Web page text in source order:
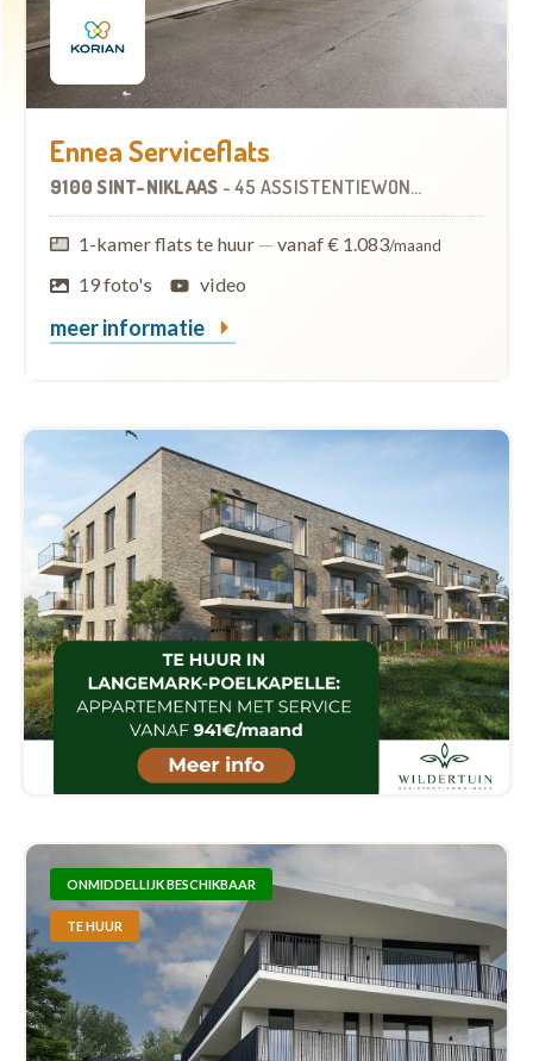
Ennea Serviceflats
9100 SINT-NIKLAAS - 45 ASSISTENTIEWONINGEN
1-kamer flats te huur — vanaf € 1.083/maand
19 foto's video
meer informatie
ONMIDDELLIJK BESCHIKBAAR
TE HUUR